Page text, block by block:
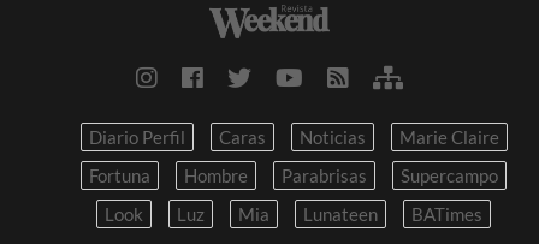
Diario Perfil Caras Noticias
Marie Claire
Fortuna
Hombre Parabrisas
Supercampo
Look
Luz Mia Lunateen BATimes